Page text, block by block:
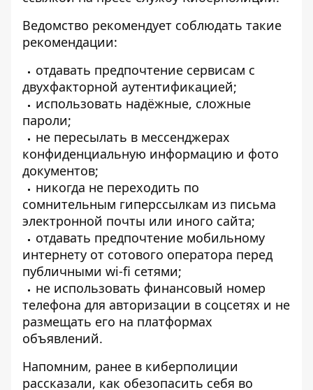
Ведомство рекомендует соблюдать такие
рекомендации:
отдавать предпочтение сервисам с
двухфакторной аутентификацией;
использовать надёжные, сложные
пароли;
не пересылать в мессенджерах
конфиденциальную информацию и фото
документов;
никогда не переходить по
сомнительным гиперссылкам из письма
электронной почты или иного сайта;
отдавать предпочтение мобильному
интернету от сотового оператора перед
публичными wi-fi сетями;
не использовать финансовый номер
телефона для авторизации в соцсетях и не
размещать его на платформах
объявлений.
Напомним, ранее в киберполиции
рассказали, как обезопасить себя во